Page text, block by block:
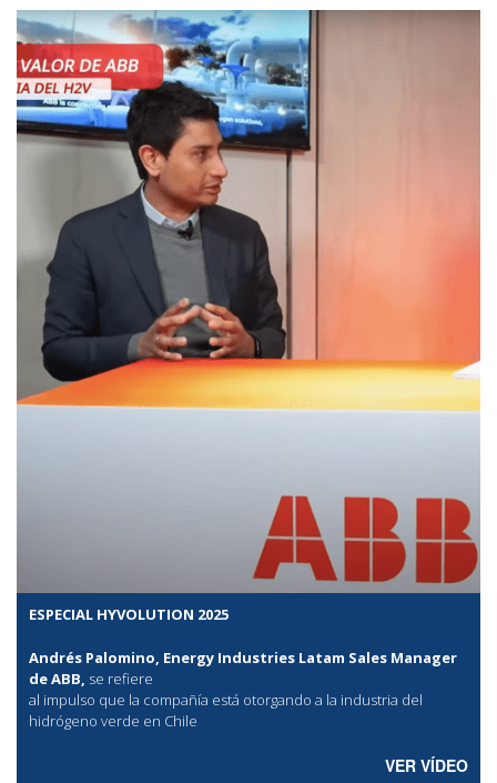
ESPECIAL HYVOLUTION 2025
Andrés Palomino, Energy Industries Latam Sales Manager
de ABB, se refiere
al impulso que la compañía está otorgando a la industria del
hidrógeno verde en Chile
VER VÍDEO